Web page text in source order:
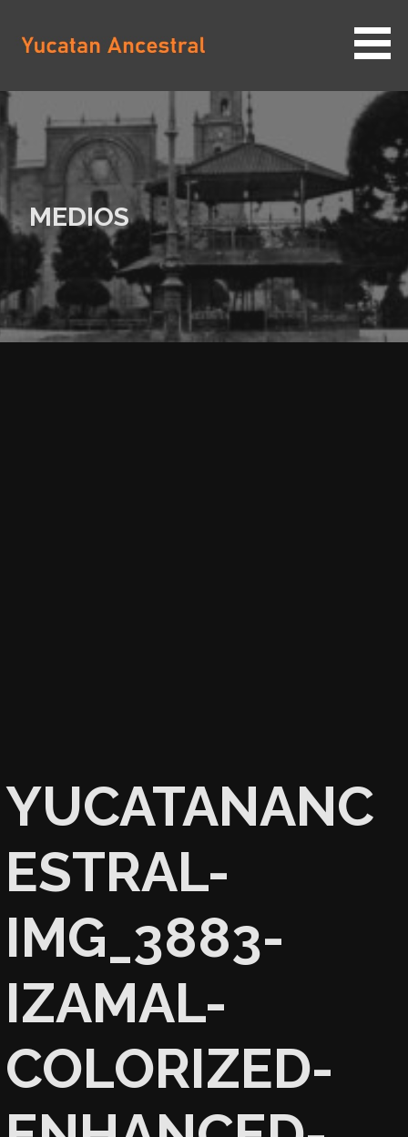
contenido
YUCATAN ANCESTRAL
MEDIOS
YUCATANANC
ESTRAL-
IMG_3883-
IZAMAL-
COLORIZED-